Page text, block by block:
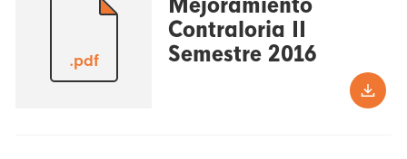
.pdf
Mejoramiento
Contraloria II
Semestre 2016